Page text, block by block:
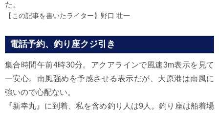
た。
【この記事を書いたライター】 野口 壮一
電話予約、釣り座クジ引き
集合時間午前4時30分。アクアラインで風速3m表示を見て
一安心。南風強めを予感させる表示だが、大原港は南風に
強いので心配ない。
『新幸丸』に到着、私を含め釣り人は9人。釣り座は船着場